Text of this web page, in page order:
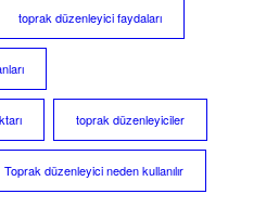
toprak düzenleyici faydaları
toprak düzenleyiciler
Toprak düzenleyici neden kullanılır